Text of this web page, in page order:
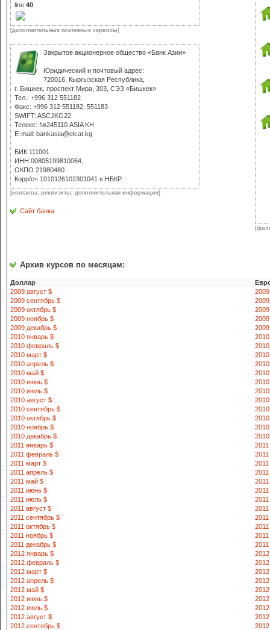
line 40
[дополнительные платежные сервисы]
Закрытое акционерное общество «Банк Азии»
Юридический и почтовый адрес:
720016, Кыргызская Республика,
г. Бишкек, проспект Мира, 303, СЭЗ «Бишкек»
Тел.: +996 312 551182
Факс: +996 312 551182, 551183
SWIFT: ASCJKG22
Телекс: №245110 ASIA KH
E-mail: bankasia@elcat.kg
БИК 111001
ИНН 00805199810064,
ОКПО 21980480
Корр/сч 1010126102301041 в НБКР
[контакты, реквизиты, дополнительная информация]
Сайт банка
Архив курсов по месяцам:
Доллар
2009 август $
2009
2009 сентябрь $
2009 октябрь $
2009 ноябрь $
2009 декабрь $
2010 январь $
2010 февраль $
2010 март $
2010 апрель $
2010 май $
2010 июнь $
2010 июль $
2010 август $
2010
2010 сентябрь $
2010 октябрь $
2010 ноябрь $
2010 декабрь $
2011 январь $
2011 февраль $
2011 март $
2011 апрель $
2011 май $
2011 июнь $
2011 июль $
2011 август $
2011
2011 сентябрь $
2011 октябрь $
2011 ноябрь $
2011 декабрь $
2012 январь $
2012 февраль $
2012 март $
2012 апрель $
2012 май $
2012 июнь $
2012 июль $
2012 август $
2012
2012 сентябрь $